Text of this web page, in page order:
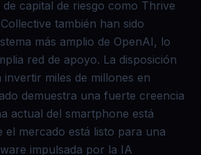
capital de riesgo como Thrive
también han sido
más amplio de OpenAI, lo
red de apoyo. La disposición
miles de millones en
demuestra una fuerte creencia
actual del smartphone está
el mercado está listo para una
impulsada por la IA